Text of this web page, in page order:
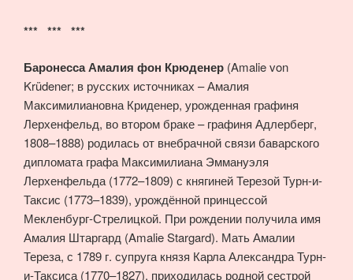
*** *** ***
Баронесса Амалия фон Крюденер (Amalie von
Krüdener; в русских источниках – Амалия
Максимилиановна Криденер, урожденная графиня
Лерхенфельд, во втором браке – графиня Адлерберг,
1808–1888) родилась от внебрачной связи баварского
дипломата графа Максимилиана Эммануэля
Лерхенфельда (1772–1809) с княгиней Терезой Турн-и-
Таксис (1773–1839), урождённой принцессой
Мекленбург-Стрелицкой. При рождении получила имя
Амалия Штаргард (Amalie Stargard). Мать Амалии
Тереза, с 1789 г. супруга князя Карла Александра Турн-
и-Таксиса (1770–1827), приходилась родной сестрой